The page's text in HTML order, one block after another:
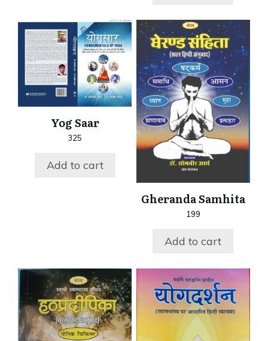
Yog Saar
325
Add to cart
Gheranda Samhita
199
Add to cart